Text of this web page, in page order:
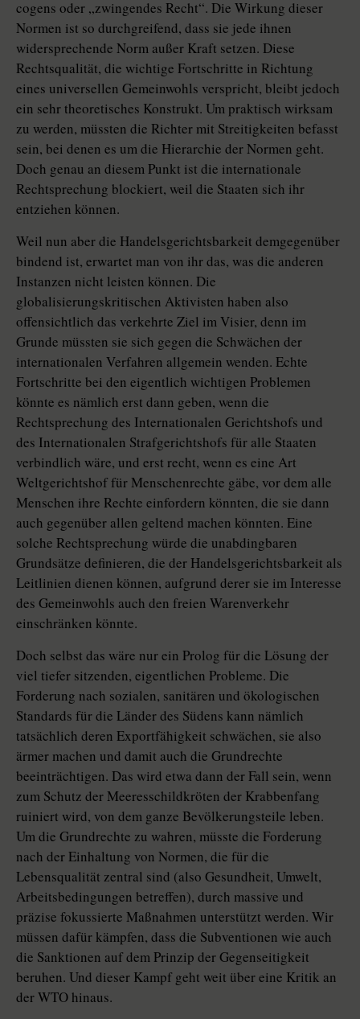
cogens oder „zwingendes Recht“. Die Wirkung dieser
Normen ist so durchgreifend, dass sie jede ihnen
widersprechende Norm außer Kraft setzen. Diese
Rechtsqualität, die wichtige Fortschritte in Richtung
eines universellen Gemeinwohls verspricht, bleibt jedoch
ein sehr theoretisches Konstrukt. Um praktisch wirksam
zu werden, müssten die Richter mit Streitigkeiten befasst
sein, bei denen es um die Hierarchie der Normen geht.
Doch genau an diesem Punkt ist die internationale
Rechtsprechung blockiert, weil die Staaten sich ihr
entziehen können.
Weil nun aber die Handelsgerichtsbarkeit demgegenüber
bindend ist, erwartet man von ihr das, was die anderen
Instanzen nicht leisten können. Die
globalisierungskritischen Aktivisten haben also
offensichtlich das verkehrte Ziel im Visier, denn im
Grunde müssten sie sich gegen die Schwächen der
internationalen Verfahren allgemein wenden. Echte
Fortschritte bei den eigentlich wichtigen Problemen
könnte es nämlich erst dann geben, wenn die
Rechtsprechung des Internationalen Gerichtshofs und
des Internationalen Strafgerichtshofs für alle Staaten
verbindlich wäre, und erst recht, wenn es eine Art
Weltgerichtshof für Menschenrechte gäbe, vor dem alle
Menschen ihre Rechte einfordern könnten, die sie dann
auch gegenüber allen geltend machen könnten. Eine
solche Rechtsprechung würde die unabdingbaren
Grundsätze definieren, die der Handelsgerichtsbarkeit als
Leitlinien dienen können, aufgrund derer sie im Interesse
des Gemeinwohls auch den freien Warenverkehr
einschränken könnte.
Doch selbst das wäre nur ein Prolog für die Lösung der
viel tiefer sitzenden, eigentlichen Probleme. Die
Forderung nach sozialen, sanitären und ökologischen
Standards für die Länder des Südens kann nämlich
tatsächlich deren Exportfähigkeit schwächen, sie also
ärmer machen und damit auch die Grundrechte
beeinträchtigen. Das wird etwa dann der Fall sein, wenn
zum Schutz der Meeresschildkröten der Krabbenfang
ruiniert wird, von dem ganze Bevölkerungsteile leben.
Um die Grundrechte zu wahren, müsste die Forderung
nach der Einhaltung von Normen, die für die
Lebensqualität zentral sind (also Gesundheit, Umwelt,
Arbeitsbedingungen betreffen), durch massive und
präzise fokussierte Maßnahmen unterstützt werden. Wir
müssen dafür kämpfen, dass die Subventionen wie auch
die Sanktionen auf dem Prinzip der Gegenseitigkeit
beruhen. Und dieser Kampf geht weit über eine Kritik an
der WTO hinaus.